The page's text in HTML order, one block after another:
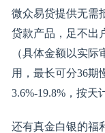
微众易贷提供无需
贷款产品，足不出
（具体金额以实
用，最长可分36期
3.6%-19.8%，按天
还有真金白银的福